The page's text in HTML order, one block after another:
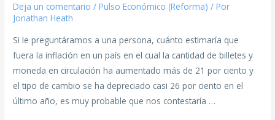
Deja un comentario /Pulso Económico (Reforma) / Por
Jonathan Heath
Si le preguntáramos a una persona, cuánto estimaría que
fuera la inflación en un país en el cual la cantidad de billetes y
moneda en circulación ha aumentado más de 21 por ciento y
el tipo de cambio se ha depreciado casi 26 por ciento en el
último año, es muy probable que nos contestaría …